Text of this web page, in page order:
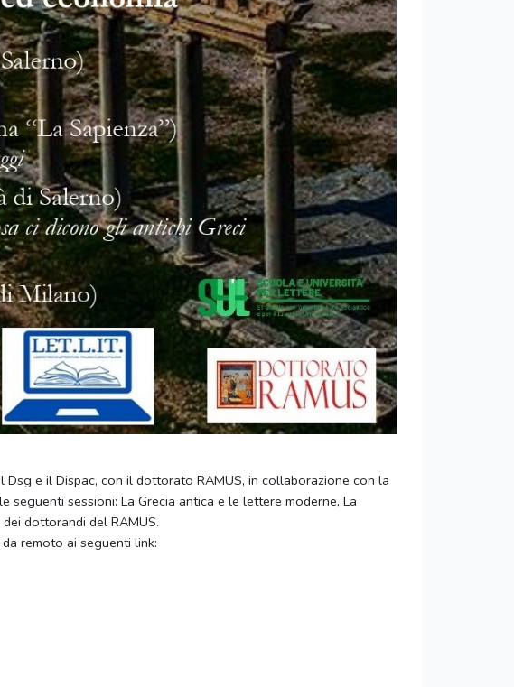
e il Dispac, con il dottorato RAMUS, in collaborazione con la
sessioni: La Grecia antica e le lettere moderne, La
dottorandi del RAMUS.
remoto ai seguenti link: